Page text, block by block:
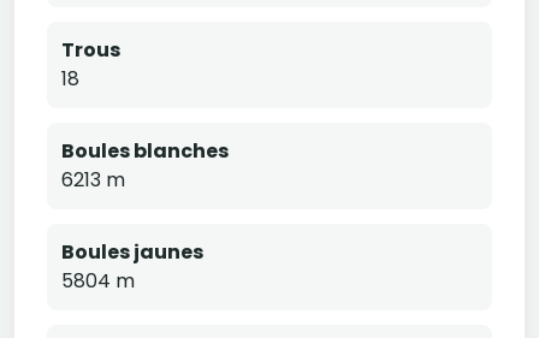
Trous
18
Boules blanches
6213 m
Boules jaunes
5804 m